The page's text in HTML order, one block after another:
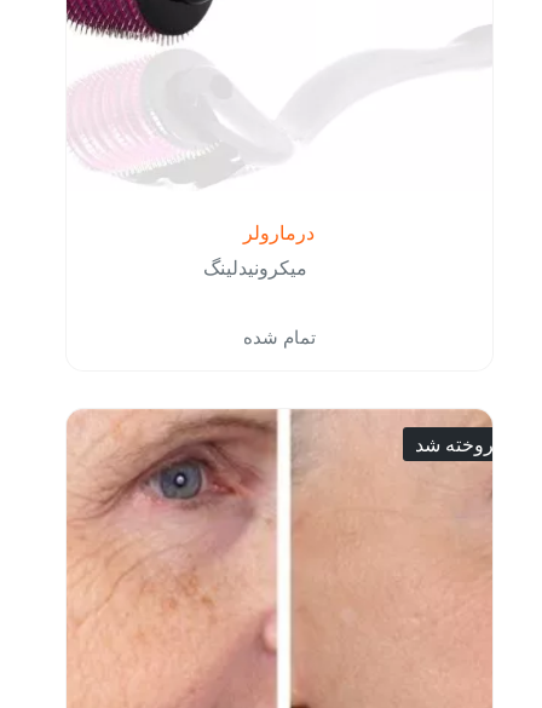
درمارولر
میکرونیدلینگ
تمام شده
فروخته شد